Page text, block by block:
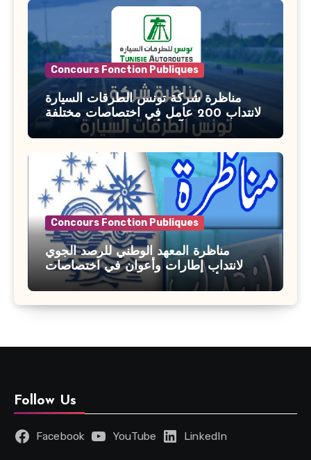
Concours Fonction Publiques
مناظرة شركة تونس الطرقات السيارة
لانتداب 200 عامل في اختصاصات مختلفة
آخر أجل : 21 جويلية 2026
Concours Fonction Publiques
مناظرة المعهد الوطني للرصد الجوي
لانتداب إطارات وأعوان في اختصاصات
مختلفة : أخر اجل للترشح 27 جويلية 2026
Follow Us
Facebook YouTube LinkedIn